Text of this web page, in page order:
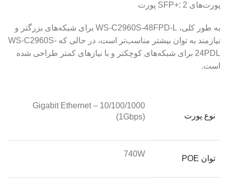
پورت‌های SFP+: 2 پورت
به طور کلی، WS-C2960S-48FPD-L برای شبکه‌های بزرگتر و
نیازمند به توان بیشتر مناسب‌تر است، در حالی که WS-C2960S-
24PDL برای شبکه‌های کوچکتر و با نیازهای کمتر طراحی شده
است.
نوع پورت
Gigabit Ethernet – 10/100/1000
(1Gbps)
توان POE
740W